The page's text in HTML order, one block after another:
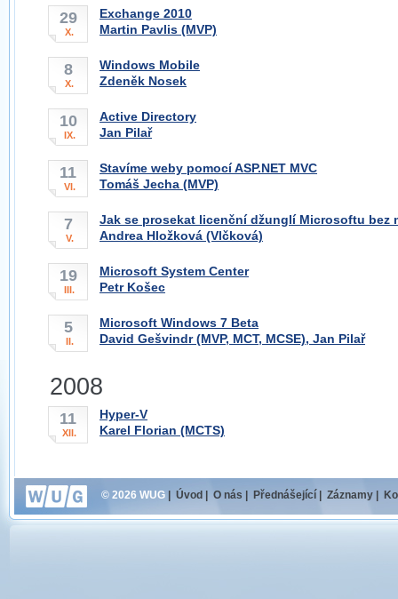
29
X.
Exchange 2010
Martin Pavlis (MVP)
8
X.
Windows Mobile
Zdeněk Nosek
10
IX.
Active Directory
Jan Pilař
11
VI.
Stavíme weby pomocí ASP.NET MVC
Tomáš Jecha (MVP)
7
V.
Jak se prosekat licenční džunglí Microsoftu bez
Andrea Hložková (Vlčková)
19
III.
Microsoft System Center
Petr Košec
5
II.
Microsoft Windows 7 Beta
David Gešvindr (MVP, MCT, MCSE), Jan Pilař
2008
11
XII.
Hyper-V
Karel Florian (MCTS)
© 2026 WUG Úvod O nás Přednášející Záznamy